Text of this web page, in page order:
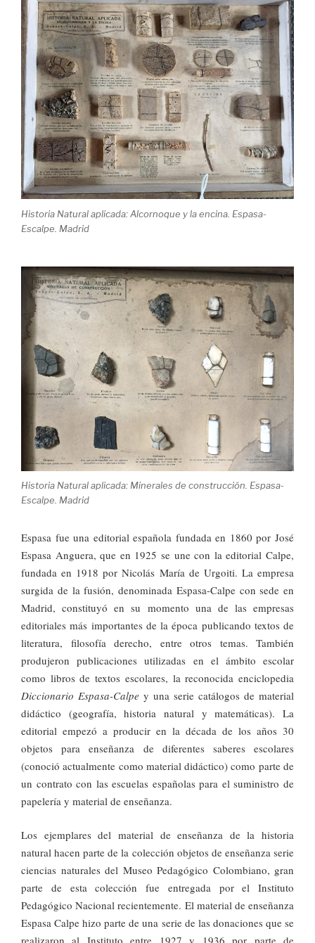
Historia Natural aplicada: Alcornoque y la encina. Espasa-
Escalpe. Madrid
Historia Natural aplicada: Minerales de construcción. Espasa-
Escalpe. Madrid
Espasa fue una editorial española fundada en 1860 por José
Espasa Anguera, que en 1925 se une con la editorial Calpe,
fundada en 1918 por Nicolás María de Urgoiti. La empresa
surgida de la fusión, denominada Espasa-Calpe con sede en
Madrid, constituyó en su momento una de las empresas
editoriales más importantes de la época publicando textos de
literatura, filosofía derecho, entre otros temas. También
produjeron publicaciones utilizadas en el ámbito escolar
como libros de textos escolares, la reconocida enciclopedia
Diccionario Espasa-Calpe y una serie catálogos de material
didáctico (geografía, historia natural y matemáticas). La
editorial empezó a producir en la década de los años 30
objetos para enseñanza de diferentes saberes escolares
(conoció actualmente como material didáctico) como parte de
un contrato con las escuelas españolas para el suministro de
papelería y material de enseñanza.
Los ejemplares del material de enseñanza de la historia
natural hacen parte de la colección objetos de enseñanza serie
ciencias naturales del Museo Pedagógico Colombiano, gran
parte de esta colección fue entregada por el Instituto
Pedagógico Nacional recientemente. El material de enseñanza
Espasa Calpe hizo parte de una serie de las donaciones que se
realizaron al Instituto entre 1927 y 1936 por parte de